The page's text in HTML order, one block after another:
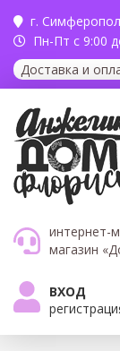
г.
Пн-Пт с 9:00
Доставка и
интернет-
магазин
ВХОД